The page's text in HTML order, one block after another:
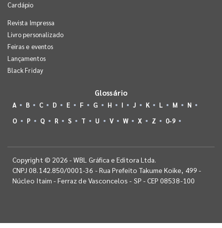
Cardápio
Revista Impressa
Livro personalizado
Feiras e eventos
Lançamentos
Black Friday
Glossário
A B C D E F G H I J K L M
N
O
P Q R S T U V W X Z 0-9
Copyright © 2026 - WBL Gráfica e Editora Ltda.
CNPJ 08.142.850/0001-36 - Rua Prefeito Takume Koike, 499 -
Núcleo Itaim - Ferraz de Vasconcelos - SP - CEP 08538-100